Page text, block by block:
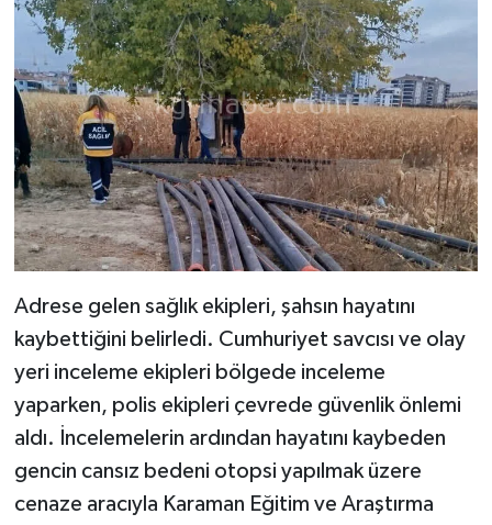
Adrese gelen sağlık ekipleri, şahsın hayatını
kaybettiğini belirledi. Cumhuriyet savcısı ve olay
yeri inceleme ekipleri bölgede inceleme
yaparken, polis ekipleri çevrede güvenlik önlemi
aldı. İncelemelerin ardından hayatını kaybeden
gencin cansız bedeni otopsi yapılmak üzere
cenaze aracıyla Karaman Eğitim ve Araştırma